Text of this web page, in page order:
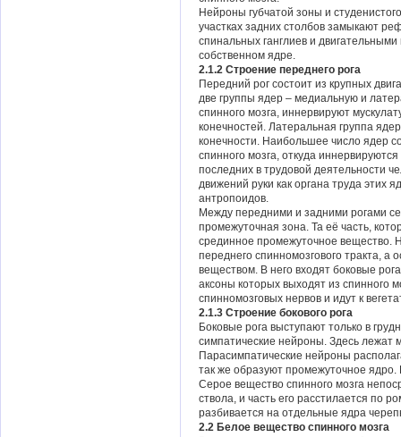
Нейроны губчатой зоны и
участках задних столбов замыкают
спинальных ганглиев и
собственном ядре.
2.1.2 Строение переднего рога
Передний рог состоит из крупных
две группы ядер – медиальную и
спинного мозга, иннервируют
конечностей. Латеральная группа
конечности. Наибольшее число ядер
спинного мозга, откуда
последних в трудовой деятельности
движений руки как органа труда этих
антропоидов.
Между передними и задними рогами
промежуточная зона. Та её часть,
срединное промежуточное вещество.
переднего спинномозгового тракта,
веществом. В него входят боковые
аксоны которых выходят из спинного
спинномозговых нервов и идут к
2.1.3 Строение бокового рога
Боковые рога выступают только в
симпатические нейроны. Здесь
Парасимпатические нейроны
так же образуют промежуточное ядро.
Серое вещество спинного мозга
ствола, и часть его расстилается по
разбивается на отдельные ядра
2.2 Белое вещество спинного мозга